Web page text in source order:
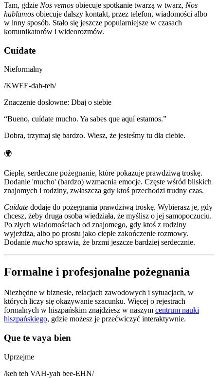
Tam, gdzie Nos vemos obiecuje spotkanie twarzą w twarz, Nos
hablamos obiecuje dalszy kontakt, przez telefon, wiadomości albo
w inny sposób. Stało się jeszcze popularniejsze w czasach
komunikatorów i wideorozmów.
Cuídate
Nieformalny
/KWEE-dah-teh/
Znaczenie dosłowne: Dbaj o siebie
“Bueno, cuídate mucho. Ya sabes que aquí estamos.”
Dobra, trzymaj się bardzo. Wiesz, że jesteśmy tu dla ciebie.
🌍
Ciepłe, serdeczne pożegnanie, które pokazuje prawdziwą troskę.
Dodanie 'mucho' (bardzo) wzmacnia emocje. Częste wśród bliskich
znajomych i rodziny, zwłaszcza gdy ktoś przechodzi trudny czas.
Cuídate dodaje do pożegnania prawdziwą troskę. Wybierasz je, gdy
chcesz, żeby druga osoba wiedziała, że myślisz o jej samopoczuciu.
Po złych wiadomościach od znajomego, gdy ktoś z rodziny
wyjeżdża, albo po prostu jako ciepłe zakończenie rozmowy.
Dodanie mucho sprawia, że brzmi jeszcze bardziej serdecznie.
Formalne i profesjonalne pożegnania
Niezbędne w biznesie, relacjach zawodowych i sytuacjach, w
których liczy się okazywanie szacunku. Więcej o rejestrach
formalnych w hiszpańskim znajdziesz w naszym centrum nauki
hiszpańskiego, gdzie możesz je przećwiczyć interaktywnie.
Que te vaya bien
Uprzejme
/keh teh VAH-yah bee-EHN/